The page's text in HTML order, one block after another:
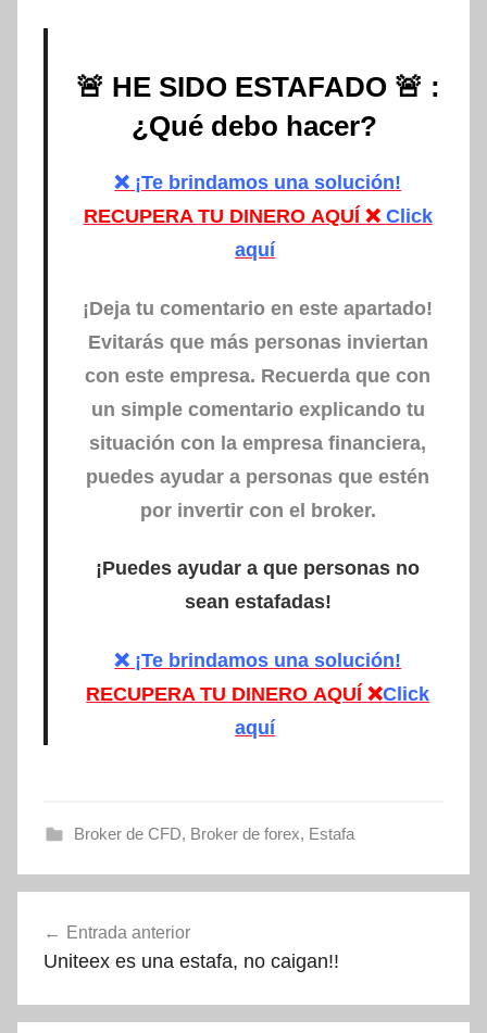
🚨 HE SIDO ESTAFADO 🚨 :
¿Qué debo hacer?
❌ ¡Te brindamos una solución!
RECUPERA TU DINERO AQUÍ ❌ Click
aquí
¡Deja tu comentario en este apartado!
Evitarás que más personas inviertan
con este empresa. Recuerda que con
un simple comentario explicando tu
situación con la empresa financiera,
puedes ayudar a personas que estén
por invertir con el broker.
¡Puedes ayudar a que personas no
sean estafadas!
❌ ¡Te brindamos una solución!
RECUPERA TU DINERO AQUÍ ❌Click
aquí
Broker de CFD, Broker de forex, Estafa
de
Entrada anterior
Uniteex es una estafa, no caigan!!